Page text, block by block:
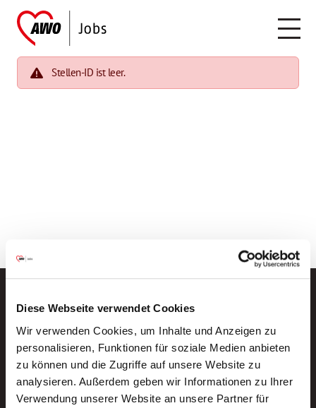
Diese Webseite verwendet Cookies
Wir verwenden Cookies, um Inhalte und Anzeigen zu
personalisieren, Funktionen für soziale Medien anbieten
zu können und die Zugriffe auf unsere Website zu
analysieren. Außerdem geben wir Informationen zu Ihrer
Verwendung unserer Website an unsere Partner für
Stellen-ID ist leer.
Neue Stellen per E-Mail.
Ein kostenloser Service von AWO
Jobs.